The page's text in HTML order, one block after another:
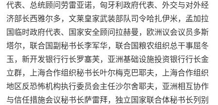
代表、总统顾问劳雷亚诺，匈牙利政府代表、外交与对外经
济部长西雅尔多，文莱皇家武装部队司令哈扎伊米，孟加拉
国临时政府代表、国家安全顾问拉赫曼，欧洲议会议员多斯
塔尔，联合国副秘书长李军华，联合国粮农组织总干事屈冬
玉，新开发银行行长罗塞芙，亚洲基础设施投资银行行长金
立群，上海合作组织秘书长叶尔梅克巴耶夫，上海合作组织
地区反恐怖机构执行委员会主任沙尔舍耶夫，亚洲相互协作
与信任措施会议秘书长萨雷拜，独立国家联合体秘书长列别